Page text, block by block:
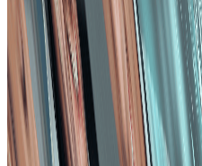
Alegerea
potrivit
B2B
Vizitați The MarketPlace